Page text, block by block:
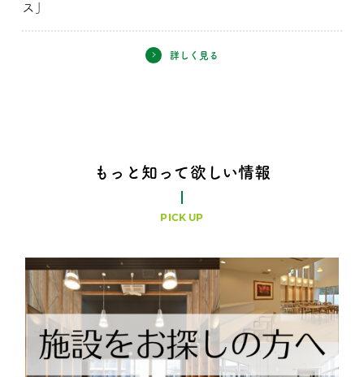
ス」
詳しく見る
もっと知って欲しい情報
PICK UP